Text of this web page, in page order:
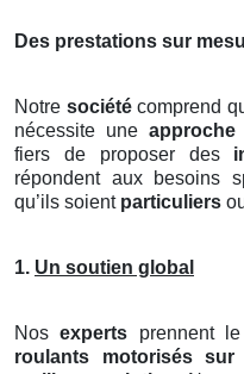
Des prestations sur
Notre sociétécomprend
nécessite uneapproche
fiers de proposer des
répondent aux besoins
qu’ils soient particuliers
1. Un soutien global
Nosexperts prennent
roulants motorisés
sur